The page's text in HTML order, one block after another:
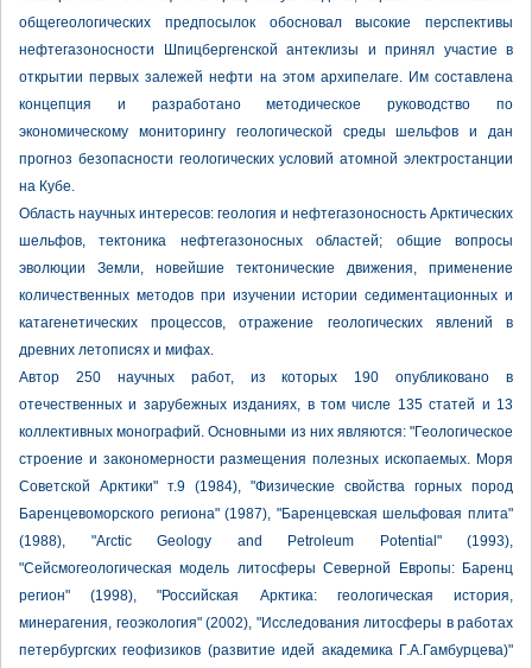
общегеологических предпосылок обосновал высокие перспективы
нефтегазоносности Шпицбергенской антеклизы и принял участие в
открытии первых залежей нефти на этом архипелаге. Им составлена
концепция и разработано методическое руководство по
экономическому мониторингу геологической среды шельфов и дан
прогноз безопасности геологических условий атомной электростанции
на Кубе.
Область научных интересов: геология и нефтегазоносность Арктических
шельфов, тектоника нефтегазоносных областей; общие вопросы
эволюции Земли, новейшие тектонические движения, применение
количественных методов при изучении истории седиментационных и
катагенетических процессов, отражение геологических явлений в
древних летописях и мифах.
Автор 250 научных работ, из которых 190 опубликовано в
отечественных и зарубежных изданиях, в том числе 135 статей и 13
коллективных монографий. Основными из них являются: "Геологическое
строение и закономерности размещения полезных ископаемых. Моря
Советской Арктики" т.9 (1984), "Физические свойства горных пород
Баренцевоморского региона" (1987), "Баренцевская шельфовая плита"
(1988), "Arctic Geology and Petroleum Potential" (1993),
"Сейсмогеологическая модель литосферы Северной Европы: Баренц
регион" (1998), "Российская Арктика: геологическая история,
минерагения, геоэкология" (2002), "Исследования литосферы в работах
петербургских геофизиков (развитие идей академика Г.А.Гамбурцева)"